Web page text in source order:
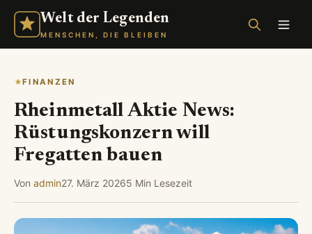
Welt der Legenden
MENSCHEN, DIE BLEIBEN
FINANZEN
Rheinmetall Aktie News:
Rüstungskonzern will
Fregatten bauen
Von admin27. März 20265 Min Lesezeit